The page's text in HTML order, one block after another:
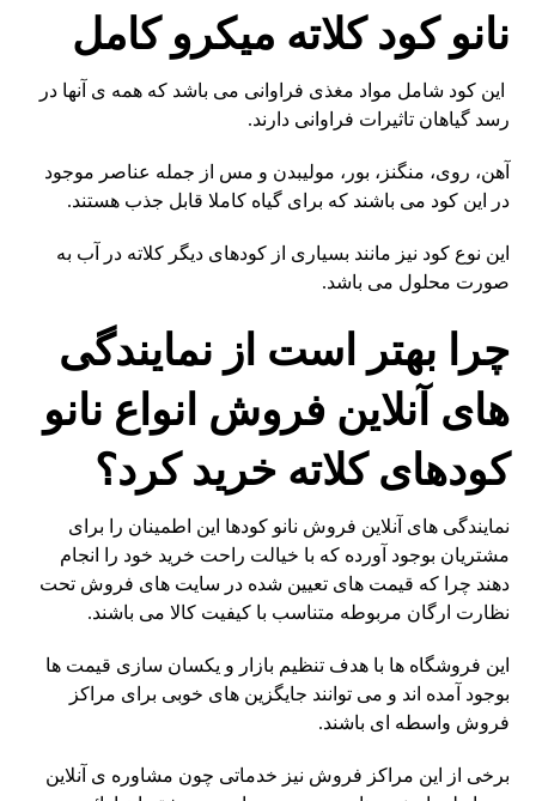
نانو کود کلاته میکرو کامل
این کود شامل مواد مغذی فراوانی می باشد که همه ی آنها در
رسد گیاهان تاثیرات فراوانی دارند.
آهن، روی، منگنز، بور، مولیبدن و مس از جمله عناصر موجود
در این کود می باشند که برای گیاه کاملا قابل جذب هستند.
این نوع کود نیز مانند بسیاری از کودهای دیگر کلاته در آب به
صورت محلول می باشد.
چرا بهتر است از نمایندگی
های آنلاین فروش انواع نانو
کودهای کلاته خرید کرد؟
نمایندگی های آنلاین فروش نانو کودها این اطمینان را برای
مشتریان بوجود آورده که با خیالت راحت خرید خود را انجام
دهند چرا که قیمت های تعیین شده در سایت های فروش تحت
نظارت ارگان مربوطه متناسب با کیفیت کالا می باشند.
این فروشگاه ها با هدف تنظیم بازار و یکسان سازی قیمت ها
بوجود آمده اند و می توانند جایگزین های خوبی برای مراکز
فروش واسطه ای باشند.
برخی از این مراکز فروش نیز خدماتی چون مشاوره ی آنلاین